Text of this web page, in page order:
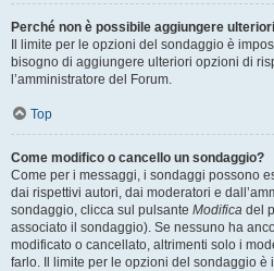
Perché non è possibile aggiungere
Il limite per le opzioni del sondaggio è
bisogno di aggiungere ulteriori opzioni di
l’amministratore del Forum.
Top
Come modifico o cancello un sondaggio?
Come per i messaggi, i sondaggi possono
dai rispettivi autori, dai moderatori e
sondaggio, clicca sul pulsante Modifica del
associato il sondaggio). Se nessuno ha
modificato o cancellato, altrimenti solo i
farlo. Il limite per le opzioni del sondaggio è